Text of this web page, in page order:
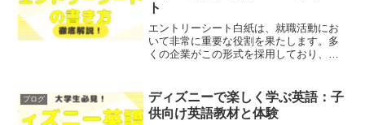
ト
エントリーシート白紙は、就職活動にお
いて非常に重要な役割を果たします。多
くの企業がこの形式を採用しており、自
い」「エントリーシートの書き方がわか
らない」といった悩み...
ブログ
ディズニーで楽しく学ぶ英語：子
供向け英語教材と体験